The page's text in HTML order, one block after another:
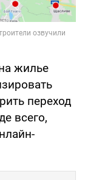
жилье
переход
всего,